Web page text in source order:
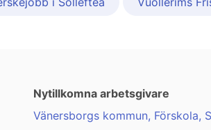
Nytillkomna arbetsgivare
Vänersborgs kommun, Förskola,